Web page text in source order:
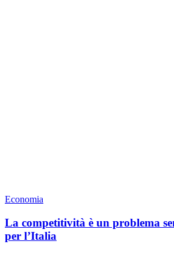
Economia
La competitività è un problema
per l’Italia